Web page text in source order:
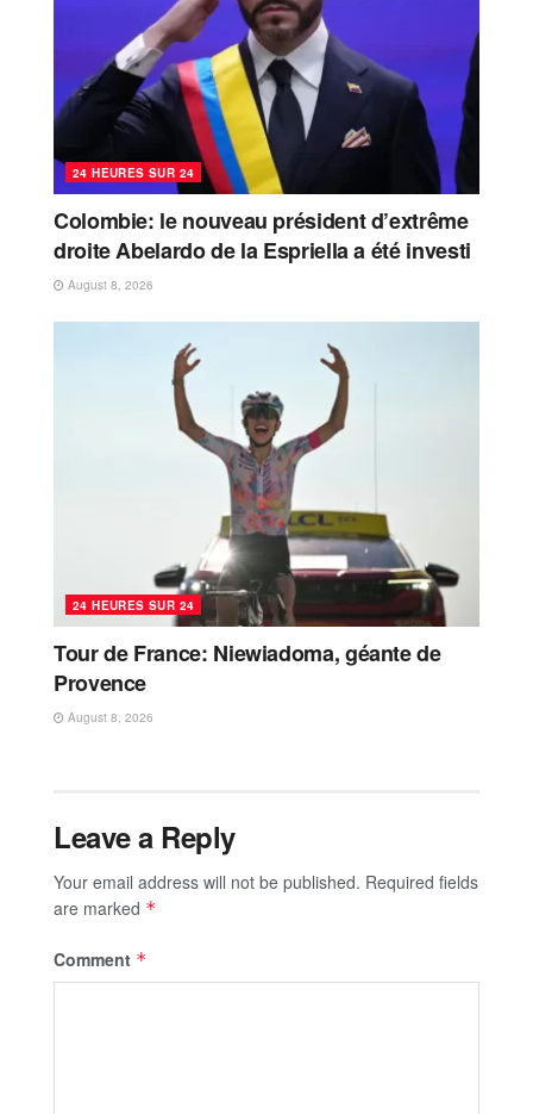
24 HEURES SUR 24
Colombie: le nouveau président d’extrême
droite Abelardo de la Espriella a été investi
August 8, 2026
24 HEURES SUR 24
Tour de France: Niewiadoma, géante de
Provence
August 8, 2026
Leave a Reply
Your email address will not be published. Required fields
are marked *
Comment *